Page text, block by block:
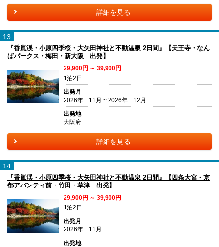
詳細を見る
13
『香嵐渓・小原四季桜・大矢田神社と不動温泉 2日間』【天王寺・なん
ばパークス・梅田・新大阪 出発】
29,900円 ～ 39,900円
1泊2日
出発月
2026年 11月 ~ 2026年 12月
出発地
大阪府
詳細を見る
14
『香嵐渓・小原四季桜・大矢田神社と不動温泉 2日間』【四条大宮・京
都アバンティ前・竹田・草津 出発】
29,900円 ～ 39,900円
1泊2日
出発月
2026年 11月
出発地